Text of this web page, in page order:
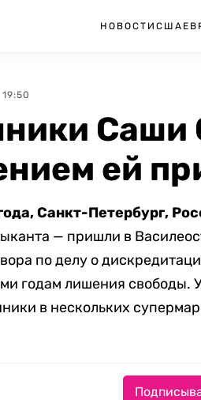
НОВОСТИ США
Саши
ей
Санкт-Петербург,
— пришли в
по делу о
годам лишения свободы.
в нескольких